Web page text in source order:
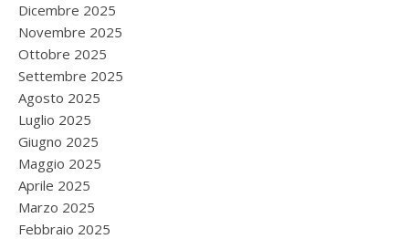
Dicembre 2025
Novembre 2025
Ottobre 2025
Settembre 2025
Agosto 2025
Luglio 2025
Giugno 2025
Maggio 2025
Aprile 2025
Marzo 2025
Febbraio 2025